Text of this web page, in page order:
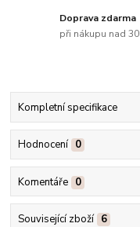
Doprava zdarma
při nákupu nad
Kompletní specifikace
Hodnocení 0
Komentáře 0
Související zboží 6